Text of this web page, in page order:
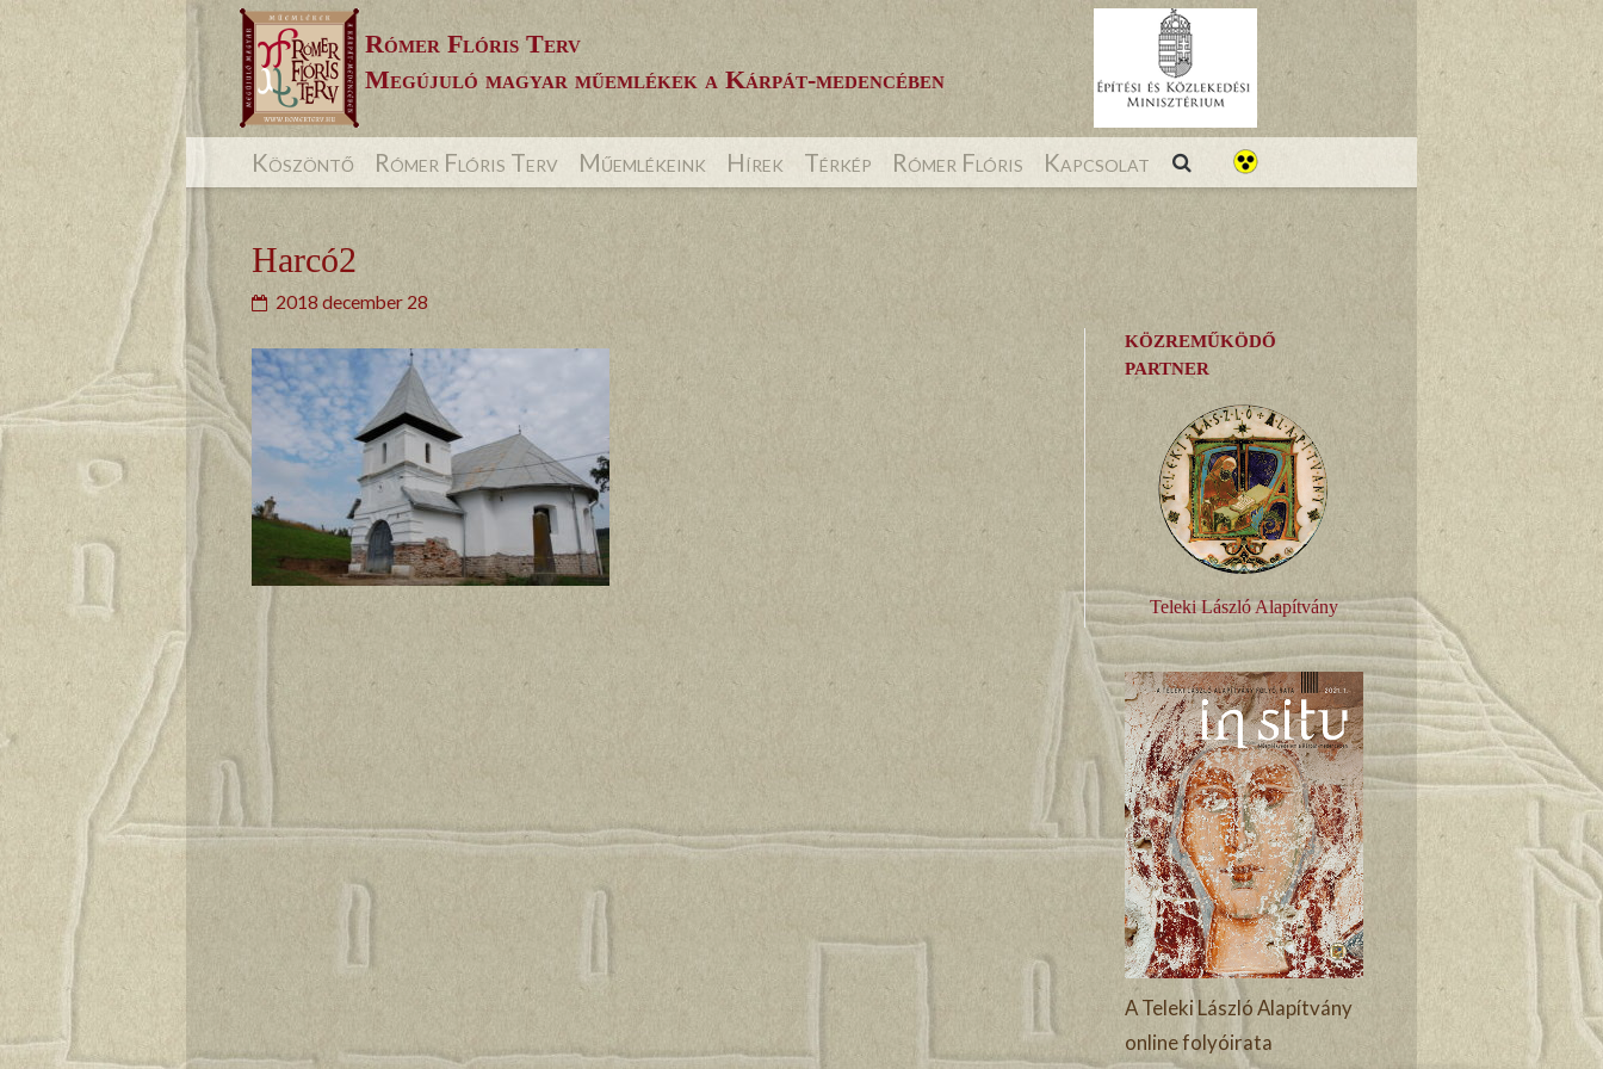
Skip
content
Rómer Flóris Terv
Megújuló magyar műemlékek a Kárpát-medencében
Köszöntő Rómer Flóris Terv Műemlékeink Hírek Térkép Rómer Flóris Kapcsolat
Harcó2
2018 december 28
KÖZREMŰKÖDŐ
PARTNER
Teleki László Alapítvány
A Teleki László Alapítvány
online folyóirata